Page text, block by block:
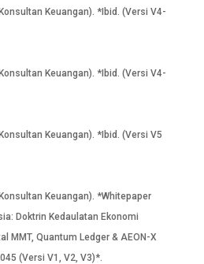
Keuangan). *Ibid. (Versi V4-
Keuangan). *Ibid. (Versi V4-
Keuangan). *Ibid. (Versi V5
Keuangan). *Whitepaper
Doktrin Kedaulatan Ekonomi
MMT, Quantum Ledger & AEON-X
(Versi V1, V2, V3)*.